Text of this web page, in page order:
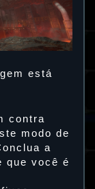
está
contra
modo de
a
que você é